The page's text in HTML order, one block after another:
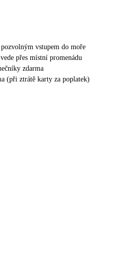
vstupem do moře
přes místní promenádu
zdarma
(při ztrátě karty za poplatek)